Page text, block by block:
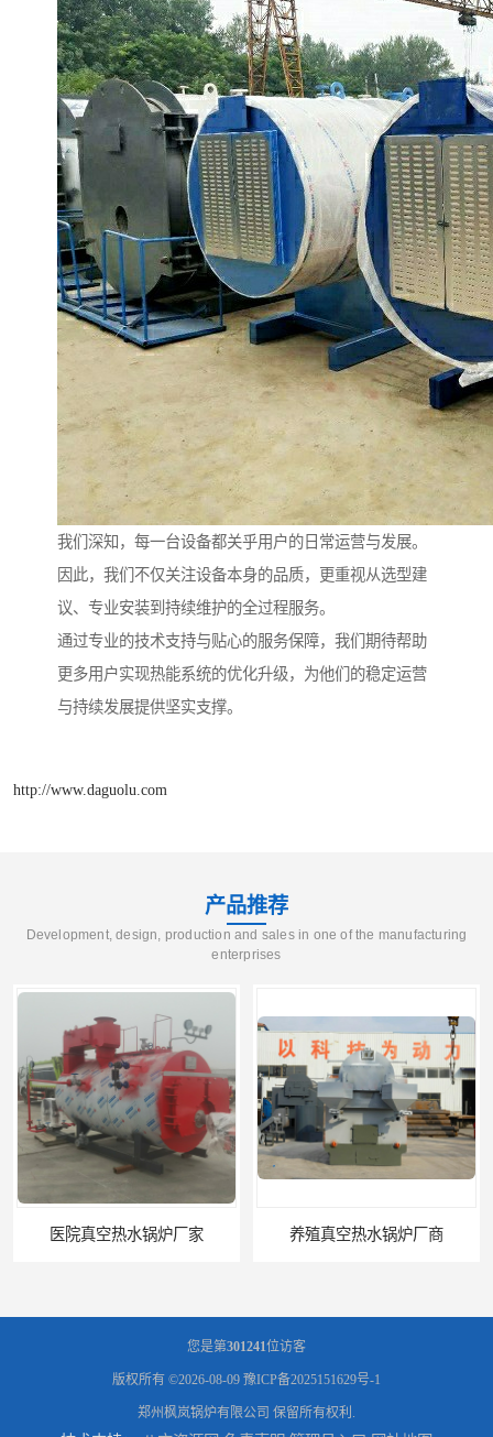
我们深知，每一台设备都关乎用户的日常运营与发展。
因此，我们不仅关注设备本身的品质，更重视从选型建
议、专业安装到持续维护的全过程服务。
通过专业的技术支持与贴心的服务保障，我们期待帮助
更多用户实现热能系统的优化升级，为他们的稳定运营
与持续发展提供坚实支撑。
http://www.daguolu.com
产品推荐
Development, design, production and sales in one of the manufacturing
enterprises
养殖真空热水锅炉厂商
您是第301241位访客
版权所有 ©2026-08-09 豫ICP备2025151629号-1
郑州枫岚锅炉有限公司 保留所有权利.